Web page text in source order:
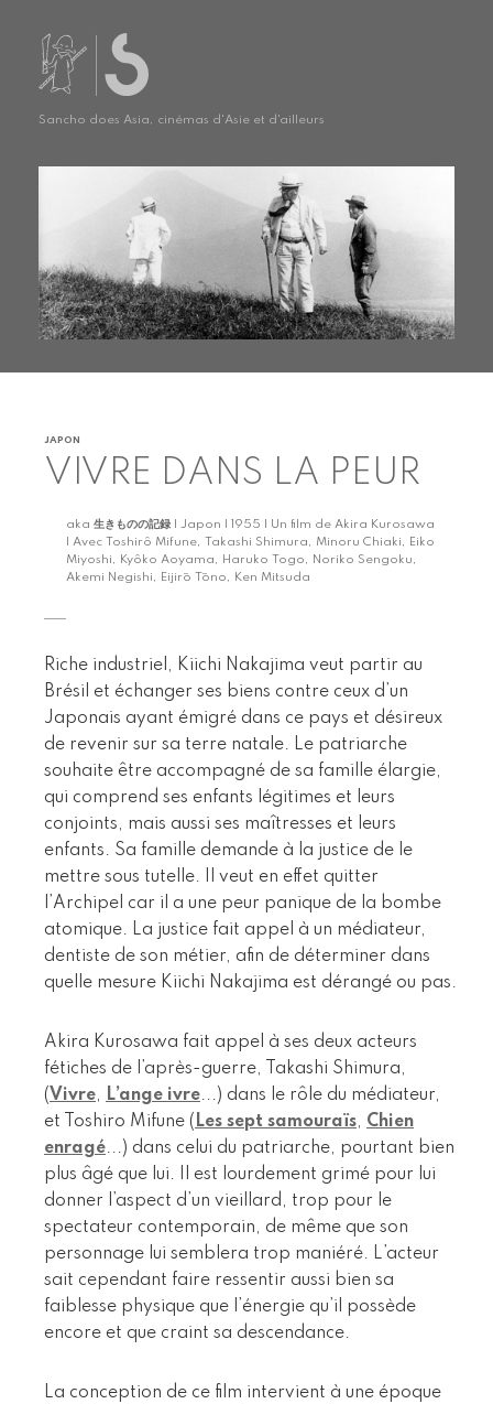
Sancho does Asia, cinémas d'Asie et d'ailleurs
JAPON
VIVRE DANS LA PEUR
aka 生きものの記録 | Japon | 1955 | Un film de Akira Kurosawa
| Avec Toshirô Mifune, Takashi Shimura, Minoru Chiaki, Eiko
Miyoshi, Kyôko Aoyama, Haruko Togo, Noriko Sengoku,
Akemi Negishi, Eijirō Tōno, Ken Mitsuda
Riche industriel, Kiichi Nakajima veut partir au
Brésil et échanger ses biens contre ceux d’un
Japonais ayant émigré dans ce pays et désireux
de revenir sur sa terre natale. Le patriarche
souhaite être accompagné de sa famille élargie,
qui comprend ses enfants légitimes et leurs
conjoints, mais aussi ses maîtresses et leurs
enfants. Sa famille demande à la justice de le
mettre sous tutelle. Il veut en effet quitter
l’Archipel car il a une peur panique de la bombe
atomique. La justice fait appel à un médiateur,
dentiste de son métier, afin de déterminer dans
quelle mesure Kiichi Nakajima est dérangé ou pas.
Akira Kurosawa fait appel à ses deux acteurs
fétiches de l’après-guerre, Takashi Shimura,
(Vivre, L’ange ivre...) dans le rôle du médiateur,
et Toshiro Mifune ( Les sept samouraïs, Chien
enragé...) dans celui du patriarche, pourtant bien
plus âgé que lui. Il est lourdement grimé pour lui
donner l’aspect d’un vieillard, trop pour le
spectateur contemporain, de même que son
personnage lui semblera trop maniéré. L’acteur
sait cependant faire ressentir aussi bien sa
faiblesse physique que l’énergie qu’il possède
encore et que craint sa descendance.
La conception de ce film intervient à une époque